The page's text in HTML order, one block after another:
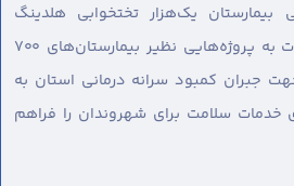
بیمارستان یک‌هزار تختخوابی هلدینگ
پاسارگاد و تخصیص اعتبارات به پروژه‌هایی نظیر بیمارستان‌های ۷۰۰
جبران کمبود سرانه درمانی استان به
خدمات سلامت برای شهروندان را فراهم